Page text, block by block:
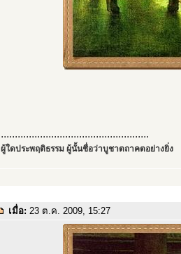
.....................................................
ผู้ใดประพฤติธรรม ผู้นั้นชื่อว่าบูชาตถาคตอย่างยิ่ง
เมื่อ: 23 ต.ค. 2009, 15:27